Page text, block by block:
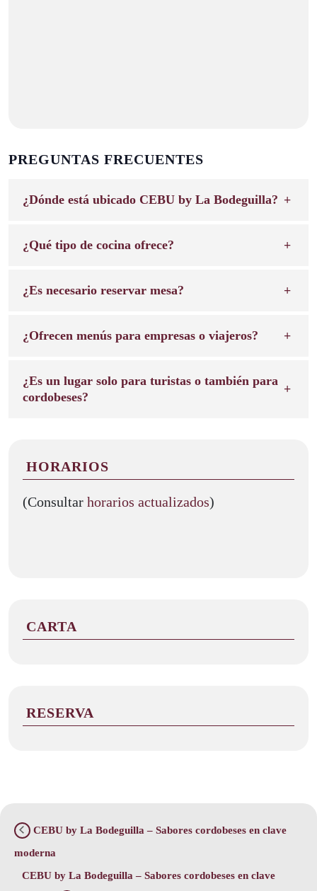
PREGUNTAS FRECUENTES
¿Dónde está ubicado CEBU by La Bodeguilla?
¿Qué tipo de cocina ofrece?
¿Es necesario reservar mesa?
¿Ofrecen menús para empresas o viajeros?
¿Es un lugar solo para turistas o también para
cordobeses?
HORARIOS
(Consultar horarios actualizados)
CARTA
RESERVA
CEBU by La Bodeguilla – Sabores cordobeses en clave
moderna
CEBU by La Bodeguilla – Sabores cordobeses en clave